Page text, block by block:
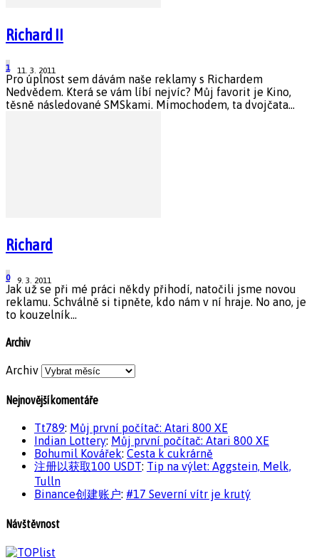
Richard II
11. 3. 2011
1
Pro úplnost sem dávám naše reklamy s Richardem
Nedvědem. Která se vám líbí nejvíc? Můj favorit je Kino,
těsně následované SMSkami. Mimochodem, ta dvojčata...
Richard
9. 3. 2011
0
Jak už se při mé práci někdy přihodí, natočili jsme novou
reklamu. Schválně si tipněte, kdo nám v ní hraje. No ano, je
to kouzelník...
Archiv
Archiv
Nejnovější komentáře
Tt789: Můj první počítač: Atari 800 XE
Indian Lottery: Můj první počítač: Atari 800 XE
Bohumil Kovářek: Cesta k cukrárně
注册以获取100 USDT: Tip na výlet: Aggstein, Melk,
Tulln
Binance创建账户: #17 Severní vítr je krutý
Návštěvnost